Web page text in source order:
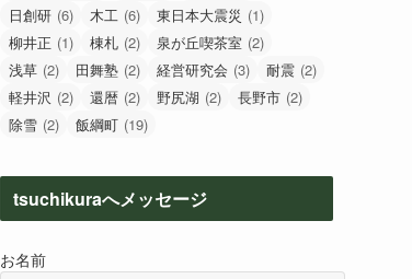
日創研 (6) 木工 (6) 東日本大震災 (1)
柳井正 (1) 棟札 (2) 泉が丘喫茶室 (2)
浅草 (2) 田舞塾 (2) 経営研究会 (3) 耐震 (2)
軽井沢 (2) 還暦 (2) 野尻湖 (2) 長野市 (2)
除雪 (2) 飯綱町 (19)
tsuchikuraへメッセージ
お名前